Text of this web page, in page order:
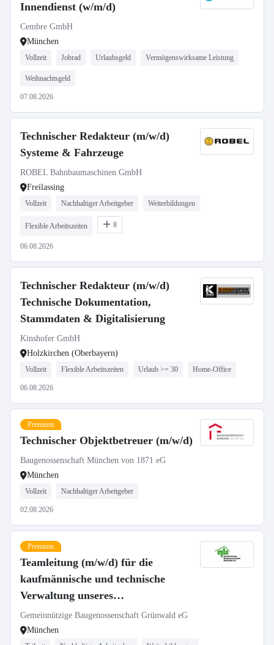
Innendienst (w/m/d)
Cembre GmbH
München
Vollzeit Jobrad Urlaubsgeld Vermögenswirksame Leistung
Weihnachtsgeld
07.08.2026
Technischer Redakteur (m/w/d)
Systeme & Fahrzeuge
ROBEL Bahnbaumaschinen GmbH
Freilassing
Vollzeit Nachhaltiger Arbeitgeber Weiterbildungen
Flexible Arbeitszeiten 8
06.08.2026
Technischer Redakteur (m/w/d)
Technische Dokumentation,
Stammdaten & Digitalisierung
Kinshofer GmbH
Holzkirchen (Oberbayern)
Vollzeit Flexible Arbeitszeiten Urlaub >= 30 Home-Office
06.08.2026
Premium
Technischer Objektbetreuer (m/w/d)
Baugenossenschaft München von 1871 eG
München
Vollzeit Nachhaltiger Arbeitgeber
02.08.2026
Premium
Teamleitung (m/w/d) für die
kaufmännische und technische
Verwaltung unseres
Wohnungsbestands
Gemeinnützige Baugenossenschaft Grünwald eG
München